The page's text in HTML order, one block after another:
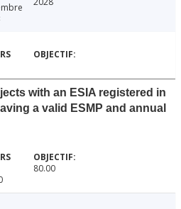
with an ESIA registered in
a valid ESMP and annual
80.00